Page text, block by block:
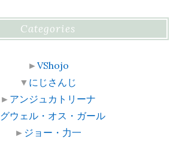
Categories
►VShojo
▼ にじさんじ
► アンジュカトリーナ
グウェル・オス・ガール
► ジョー・力一